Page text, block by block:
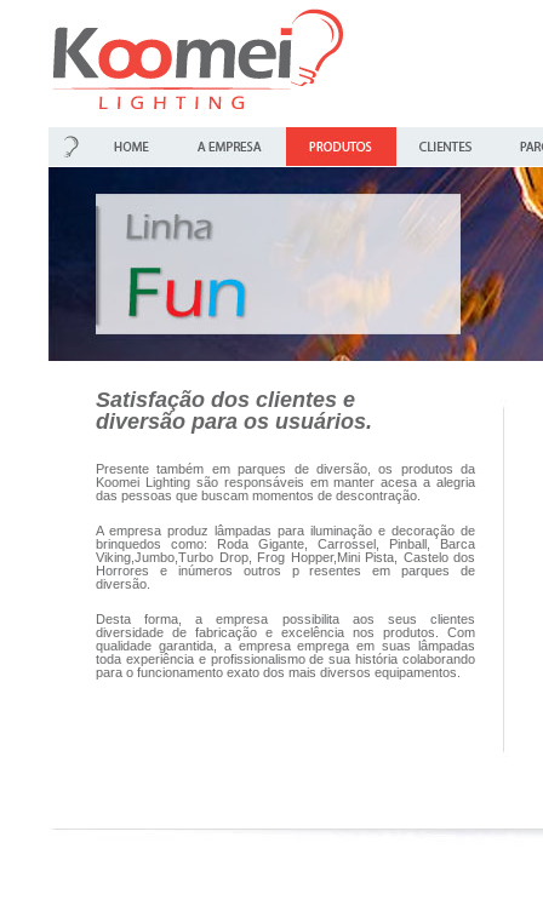
Satisfação dos clientes e
diversão para os usuários.
Presente também em parques de diversão, os produtos da
Koomei Lighting são responsáveis em manter acesa a alegria
das pessoas que buscam momentos de descontração.
A empresa produz lâmpadas para iluminação e decoração de
brinquedos como: Roda Gigante, Carrossel, Pinball, Barca
Viking,Jumbo,Turbo Drop, Frog Hopper,Mini Pista, Castelo dos
Horrores e inúmeros outros p resentes em parques de
diversão.
Desta forma, a empresa possibilita aos seus clientes
diversidade de fabricação e excelência nos produtos. Com
qualidade garantida, a empresa emprega em suas lâmpadas
toda experiência e profissionalismo de sua história colaborando
para o funcionamento exato dos mais diversos equipamentos.